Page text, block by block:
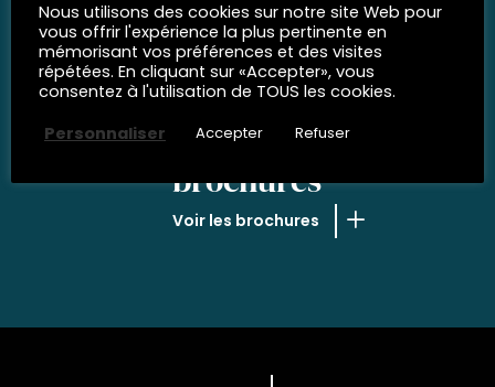
NOS
brochures
Voir les brochures
Nous utilisons des cookies sur notre site Web pour
vous offrir l'expérience la plus pertinente en
mémorisant vos préférences et des visites
répétées. En cliquant sur «Accepter», vous
consentez à l'utilisation de TOUS les cookies.
Personnaliser
Accepter Refuser